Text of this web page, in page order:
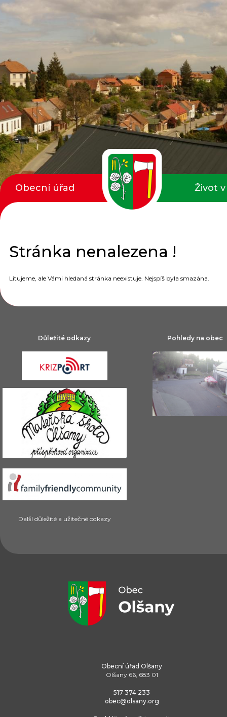
Stránka nenalezena !
Litujeme, ale Vámi hledaná stránka neexistuje. Nejspíš byla smazána.
Obecní úřad Život
Důležité odkazy
Další důležité a užitečné odkazy
Pohledy na obec
Obecní úřad Olšany
Olšany 66, 683 01
517 374 233
obec@olsany.org